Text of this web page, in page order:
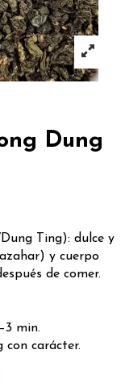
Dung
Ting): dulce y
y cuerpo
de comer.
min.
con carácter.